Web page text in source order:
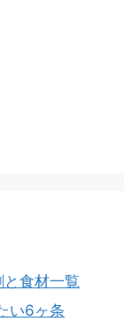
食材一覧
い6ヶ条